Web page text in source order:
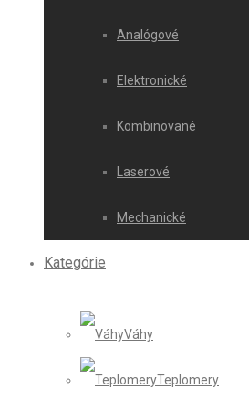
Analógové
Elektronické
Kombinované
Laserové
Mechanické
Kategórie
Váhy
Teplomery